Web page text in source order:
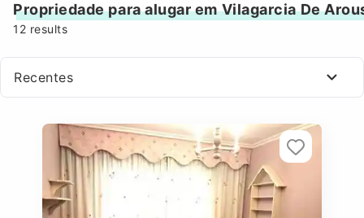
Propriedade para alugar em Vilagarcia De
12 results
Recentes